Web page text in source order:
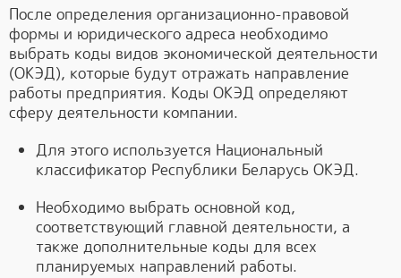
После определения организационно-правовой
формы и юридического адреса необходимо
выбрать коды видов экономической деятельности
(ОКЭД), которые будут отражать направление
работы предприятия. Коды ОКЭД определяют
сферу деятельности компании.
Для этого используется Национальный
классификатор Республики Беларусь ОКЭД.
Необходимо выбрать основной код,
соответствующий главной деятельности, а
также дополнительные коды для всех
планируемых направлений работы.